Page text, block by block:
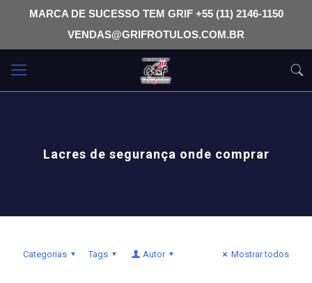
MARCA DE SUCESSO TEM GRIF +55 (11) 2146-1150
VENDAS@GRIFROTULOS.COM.BR
Lacres de segurança onde comprar
Categorias Tags Autor Mostrar todos